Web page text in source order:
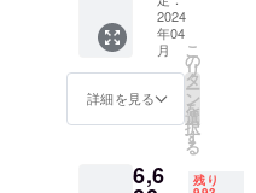
ただき
ます。
※金額の
上乗せ
可能
ていた
だきま
す！ ・
感謝の
メール
・あり
がとう
感謝の
2024
年04
月
詳細を見る
こ
の
リ
タ
ー
ン
を
選
択
す
る
6,6 残り